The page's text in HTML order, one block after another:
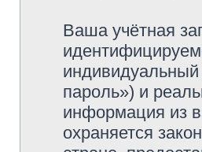
Ваша учётная
пароль») и
информация из
охраняется